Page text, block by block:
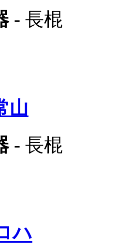
- 長棍
山
- 長棍
ハ